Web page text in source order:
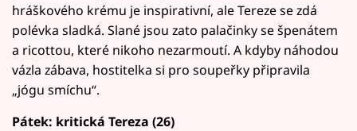
hráškového krému je inspirativní, ale Tereze se zdá
polévka sladká. Slané jsou zato palačinky se špenátem
a ricottou, které nikoho nezarmoutí. A kdyby náhodou
vázla zábava, hostitelka si pro soupeřky připravila
„jógu smíchu“.
Pátek: kritická Tereza (26)